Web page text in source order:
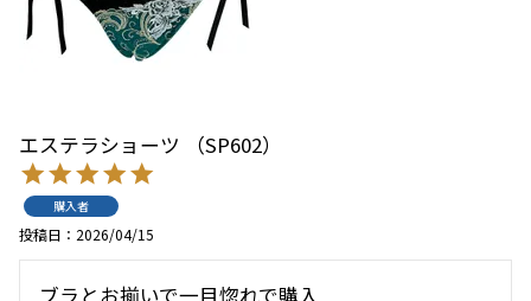
エステラショーツ （SP602）
購入者
投稿日 2026/04/15